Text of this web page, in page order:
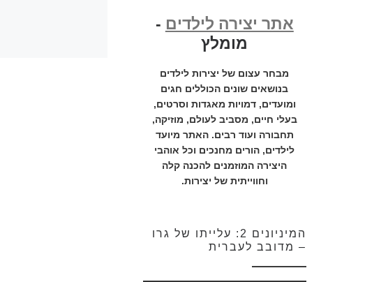
אתר יצירה לילדים -
מומלץ
מבחר עצום של יצירות לילדים
בנושאים שונים הכוללים חגים
ומועדים, דמויות מאגדות וסרטים,
בעלי חיים, מסביב לעולם, מוזיקה,
תחבורה ועוד רבים. האתר מיועד
לילדים, הורים מחנכים וכל אוהבי
היצירה המוזמנים להכנה קלה
וחווייתית של יצירות.
המיניונים 2: עלייתו של גרו
– מדובב לעברית